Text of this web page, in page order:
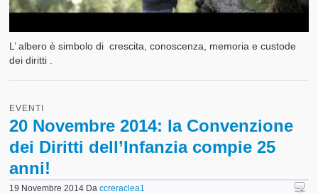
L’ albero è simbolo di crescita, conoscenza, memoria e custode
dei diritti .
EVENTI
20 Novembre 2014: la Convenzione
dei Diritti dell’Infanzia compie 25
anni!
19 Novembre 2014 Daccreraclea1